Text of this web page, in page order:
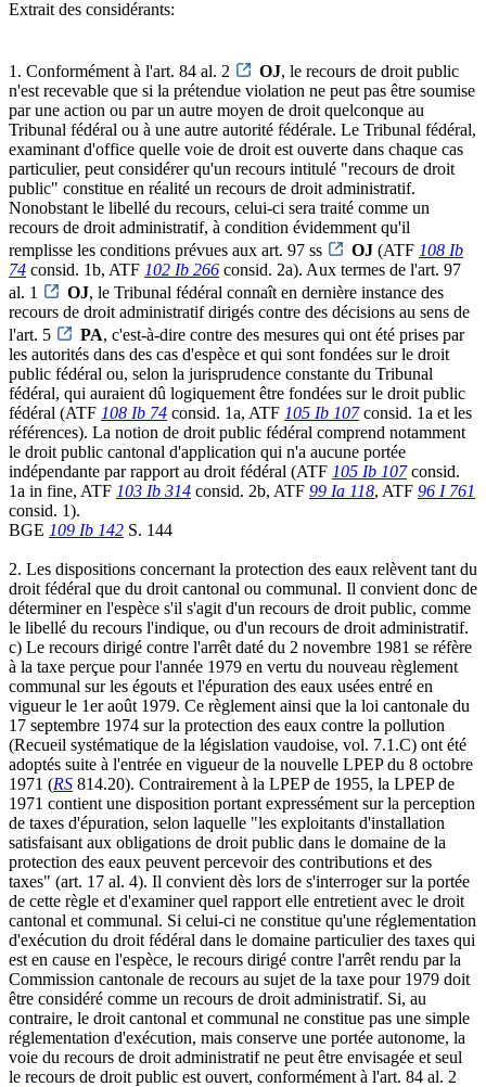
Extrait des considérants:
1. Conformément à l'art. 84 al. 2 OJ, le recours de droit public
n'est recevable que si la prétendue violation ne peut pas être soumise
par une action ou par un autre moyen de droit quelconque au
Tribunal fédéral ou à une autre autorité fédérale. Le Tribunal fédéral,
examinant d'office quelle voie de droit est ouverte dans chaque cas
particulier, peut considérer qu'un recours intitulé "recours de droit
public" constitue en réalité un recours de droit administratif.
Nonobstant le libellé du recours, celui-ci sera traité comme un
recours de droit administratif, à condition évidemment qu'il
remplisse les conditions prévues aux art. 97 ss
OJ (ATF 108 Ib
74 consid. 1b, ATF 102 Ib 266 consid. 2a). Aux termes de l'art. 97
al. 1
OJ, le Tribunal fédéral connaît en dernière instance des
recours de droit administratif dirigés contre des décisions au sens de
l'art. 5
PA, c'est-à-dire contre des mesures qui ont été prises par
les autorités dans des cas d'espèce et qui sont fondées sur le droit
public fédéral ou, selon la jurisprudence constante du Tribunal
fédéral, qui auraient dû logiquement être fondées sur le droit public
fédéral (ATF 108 Ib 74 consid. 1a, ATF 105 Ib 107consid. 1a et les
références). La notion de droit public fédéral comprend notamment
le droit public cantonal d'application qui n'a aucune portée
indépendante par rapport au droit fédéral (ATF 105 Ib 107consid.
1a in fine, ATF 103 Ib 314 consid. 2b, ATF 99 Ia 118, ATF 96 I 761
consid. 1).
BGE 109 Ib 142 S. 144
2. Les dispositions concernant la protection des eaux relèvent tant du
droit fédéral que du droit cantonal ou communal. Il convient donc de
déterminer en l'espèce s'il s'agit d'un recours de droit public, comme
le libellé du recours l'indique, ou d'un recours de droit administratif.
c) Le recours dirigé contre l'arrêt daté du 2 novembre 1981 se réfère
à la taxe perçue pour l'année 1979 en vertu du nouveau règlement
communal sur les égouts et l'épuration des eaux usées entré en
vigueur le 1er août 1979. Ce règlement ainsi que la loi cantonale du
17 septembre 1974 sur la protection des eaux contre la pollution
(Recueil systématique de la législation vaudoise, vol. 7.1.C) ont été
adoptés suite à l'entrée en vigueur de la nouvelle LPEP du 8 octobre
1971 (RS 814.20). Contrairement à la LPEP de 1955, la LPEP de
1971 contient une disposition portant expressément sur la perception
de taxes d'épuration, selon laquelle "les exploitants d'installation
satisfaisant aux obligations de droit public dans le domaine de la
protection des eaux peuvent percevoir des contributions et des
taxes" (art. 17 al. 4). Il convient dès lors de s'interroger sur la portée
de cette règle et d'examiner quel rapport elle entretient avec le droit
cantonal et communal. Si celui-ci ne constitue qu'une réglementation
d'exécution du droit fédéral dans le domaine particulier des taxes qui
est en cause en l'espèce, le recours dirigé contre l'arrêt rendu par la
Commission cantonale de recours au sujet de la taxe pour 1979 doit
être considéré comme un recours de droit administratif. Si, au
contraire, le droit cantonal et communal ne constitue pas une simple
réglementation d'exécution, mais conserve une portée autonome, la
voie du recours de droit administratif ne peut être envisagée et seul
le recours de droit public est ouvert, conformément à l'art. 84 al. 2